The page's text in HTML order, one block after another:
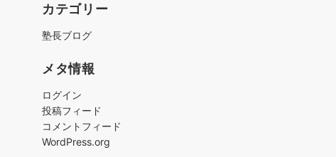
カテゴリー
塾長ブログ
メタ情報
ログイン
投稿フィード
コメントフィード
WordPress.org